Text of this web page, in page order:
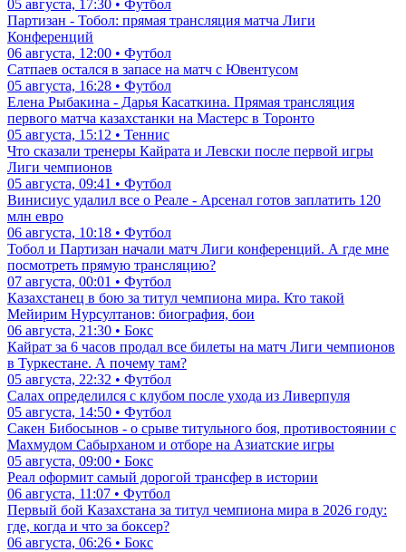
05 августа, 17:30 • Футбол
Партизан - Тобол: прямая трансляция матча Лиги
Конференций
06 августа, 12:00 • Футбол
Сатпаев остался в запасе на матч с Ювентусом
05 августа, 16:28 • Футбол
Елена Рыбакина - Дарья Касаткина. Прямая трансляция
первого матча казахстанки на Мастерс в Торонто
05 августа, 15:12 • Теннис
Что сказали тренеры Кайрата и Левски после первой игры
Лиги чемпионов
05 августа, 09:41 • Футбол
Винисиус удалил все о Реале - Арсенал готов заплатить 120
млн евро
06 августа, 10:18 • Футбол
Тобол и Партизан начали матч Лиги конференций. А где мне
посмотреть прямую трансляцию?
07 августа, 00:01 • Футбол
Казахстанец в бою за титул чемпиона мира. Кто такой
Мейирим Нурсултанов: биография, бои
06 августа, 21:30 • Бокс
Кайрат за 6 часов продал все билеты на матч Лиги чемпионов
в Туркестане. А почему там?
05 августа, 22:32 • Футбол
Салах определился с клубом после ухода из Ливерпуля
05 августа, 14:50 • Футбол
Сакен Бибосынов - о срыве титульного боя, противостоянии с
Махмудом Сабырханом и отборе на Азиатские игры
05 августа, 09:00 • Бокс
Реал оформит самый дорогой трансфер в истории
06 августа, 11:07 • Футбол
Первый бой Казахстана за титул чемпиона мира в 2026 году:
где, когда и что за боксер?
06 августа, 06:26 • Бокс